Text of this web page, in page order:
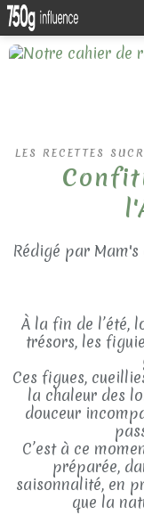
LES RECETTES
Rédigé par
À la fin de l’été,
trésors, les
Ces figues,
la chaleur des
douceur
C’est à ce
préparée,
saisonnalité, en
que la